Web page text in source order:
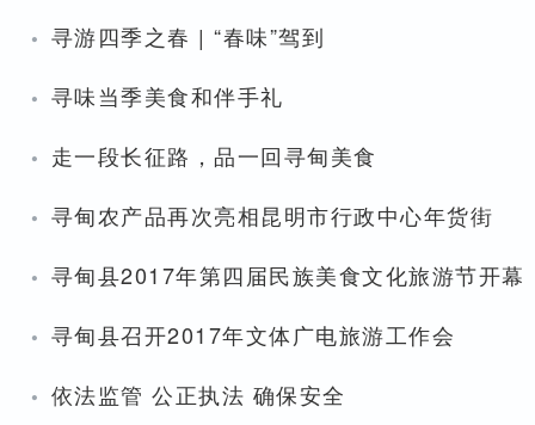
· 寻游四季之春 | “春味”驾到
· 寻味当季美食和伴手礼
· 走一段长征路，品一回寻甸美食
· 寻甸农产品再次亮相昆明市行政中心年货街
· 寻甸县2017年第四届民族美食文化旅游节开幕
· 寻甸县召开2017年文体广电旅游工作会
· 依法监管 公正执法 确保安全